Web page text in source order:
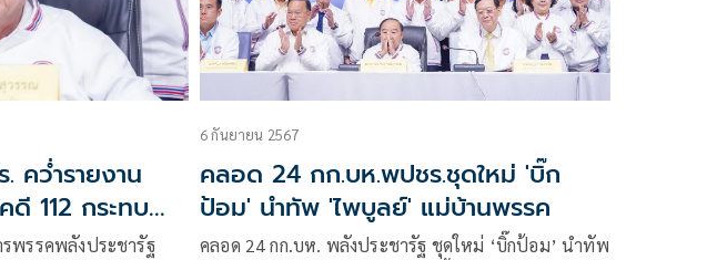
คว่ำรายงาน
112 กระทบ
พรรคพลังประชารัฐ
6 กันยายน 2567
คลอด 24 กก.บห.พปชร.ชุดใหม่ 'บิ๊ก
ป้อม' นำทัพ 'ไพบูลย์' แม่บ้านพรรค
คลอด 24 กก.บห. พลังประชารัฐ ชุดใหม่ ‘บิ๊กป้อม’ นำทัพ